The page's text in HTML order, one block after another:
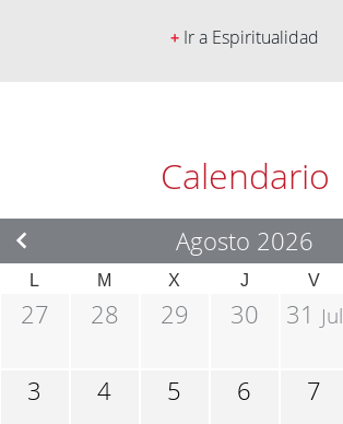
+ Ir a Espiritualidad
Calendario
Agosto 2026
L M X J V
27 28 29 30 31 Jul
3 4 5 6 7